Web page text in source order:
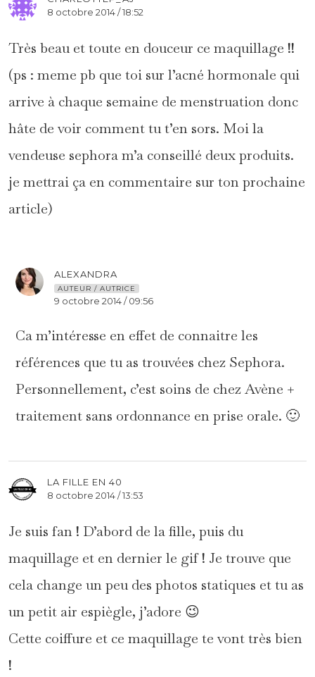
8 octobre 2014 / 18:52
Très beau et toute en douceur ce maquillage !!
(ps : meme pb que toi sur l’acné hormonale qui
arrive à chaque semaine de menstruation donc
hâte de voir comment tu t’en sors. Moi la
vendeuse sephora m’a conseillé deux produits.
je mettrai ça en commentaire sur ton prochaine
article)
ALEXANDRA
AUTEUR / AUTRICE
9 octobre 2014 / 09:56
Ca m’intéresse en effet de connaitre les
références que tu as trouvées chez Sephora.
Personnellement, c’est soins de chez Avène +
traitement sans ordonnance en prise orale. 🙂
LA FILLE EN 40
8 octobre 2014 / 13:53
Je suis fan ! D’abord de la fille, puis du
maquillage et en dernier le gif ! Je trouve que
cela change un peu des photos statiques et tu as
un petit air espiègle, j’adore 😉
Cette coiffure et ce maquillage te vont très bien
!